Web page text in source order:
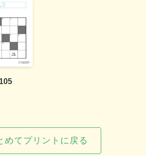
めてプリントに戻る